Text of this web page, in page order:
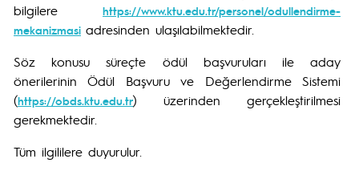
bilgilere https://www.ktu.edu.tr/personel/odullendirme-
mekanizmasi adresinden ulaşılabilmektedir.
Söz konusu süreçte ödül başvuruları ile aday
önerilerinin Ödül Başvuru ve Değerlendirme Sistemi
(https://obds.ktu.edu.tr) üzerinden gerçekleştirilmesi
gerekmektedir.
Tüm ilgililere duyurulur.